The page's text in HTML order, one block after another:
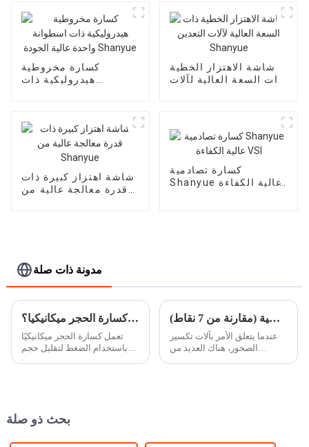
كسارة مخروطية
هيدروليكية ذات
شاشة الاهتزاز الخطية
ذات السعة العالية لآلات
شاشة اهتزاز كبيرة ذات
قدرة معالجة عالية من
كسارة تصادمية
Shanyue عالية الكفاءة
مدونة ذات صلة
كيف تعمل كسارة الحجر ميكانيكيا؟
تعمل كسارة الحجر ميكانيكيًا
باستخدام الضغط لتقليل حجم
الكسارة الفكية مقابل الكسارة المخروطية (مقارنة من 7 نقاط)
عندما يتعلق الأمر بآلات تكسير
الصخور، هناك العديد من
بحث ذو صلة